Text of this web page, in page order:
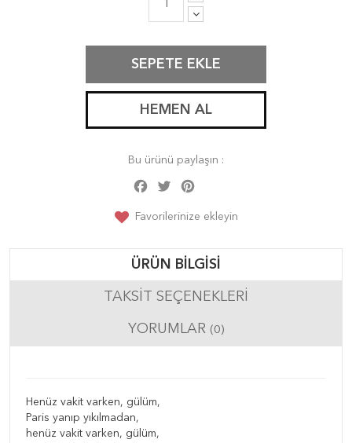
SEPETE EKLE
HEMEN AL
Bu ürünü paylaşın :
Facebook
Twitter
Favorilerinize ekleyin
ÜRÜN BILGISI
TAKSIT SEÇENEKLERI
YORUMLAR (0)
Henüz vakit varken, gülüm,
Paris yanıp yıkılmadan,
henüz vakit varken, gülüm,